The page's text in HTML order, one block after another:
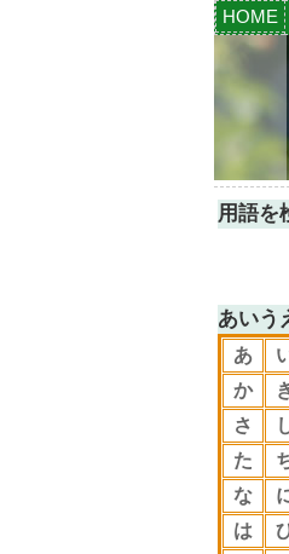
HOME
用語を
あいう
あ
か
さ
た
な
は